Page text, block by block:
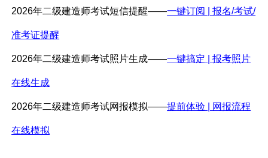
2026年二级建造师考试短信提醒——一键订阅 | 报名/考试/
准考证提醒
2026年二级建造师考试照片生成——一键搞定 | 报考照片
在线生成
2026年二级建造师考试网报模拟——提前体验 | 网报流程
在线模拟